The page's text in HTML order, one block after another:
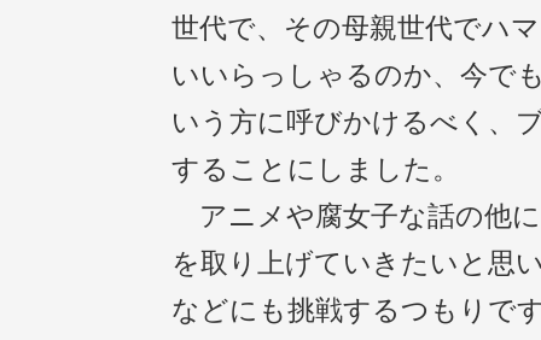
世代で、その母親世代でハ
いいらっしゃるのか、今で
いう方に呼びかけるべく、
することにしました。
アニメや腐女子な話の他
を取り上げていきたいと思
などにも挑戦するつもりで